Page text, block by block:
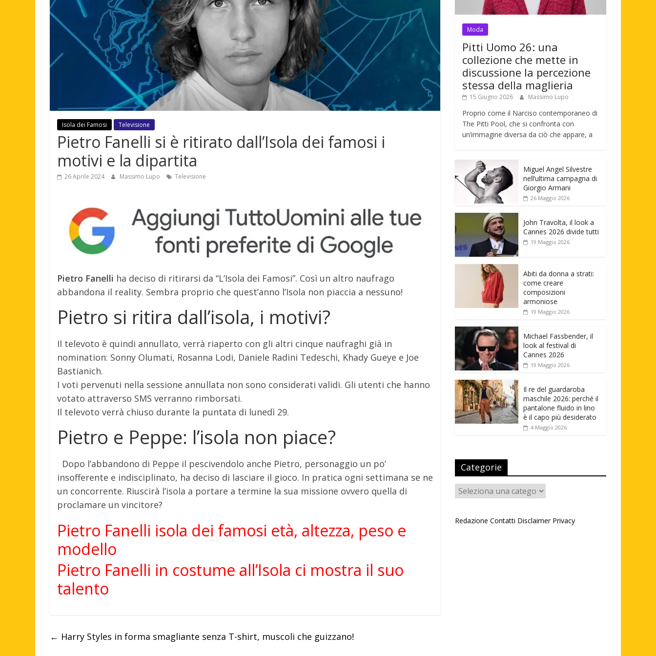
Isola dei Famosi Televisione
Pietro Fanelli si è ritirato dall’Isola dei famosi i
motivi e la dipartita
26 Aprile 2024 Massimo Lupo Televisione
Pietro Fanelli ha deciso di ritirarsi da “L’Isola dei Famosi”. Così un altro naufrago
abbandona il reality. Sembra proprio che quest’anno l’Isola non piaccia a nessuno!
Pietro si ritira dall’isola, i motivi?
Il televoto è quindi annullato, verrà riaperto con gli altri cinque naufraghi già in
nomination: Sonny Olumati, Rosanna Lodi, Daniele Radini Tedeschi, Khady Gueye e Joe
Bastianich.
I voti pervenuti nella sessione annullata non sono considerati validi. Gli utenti che hanno
votato attraverso SMS verranno rimborsati.
Il televoto verrà chiuso durante la puntata di lunedì 29.
Pietro e Peppe: l’isola non piace?
Dopo l’abbandono di Peppe il pescivendolo anche Pietro, personaggio un po’
insofferente e indisciplinato, ha deciso di lasciare il gioco. In pratica ogni settimana se ne
un concorrente. Riuscirà l’isola a portare a termine la sua missione ovvero quella di
proclamare un vincitore?
Pietro Fanelli isola dei famosi età, altezza, peso e
modello
Pietro Fanelli in costume all’Isola ci mostra il suo
talento
← Harry Styles in forma smagliante senza T-shirt, muscoli che guizzano!
Moda
Pitti Uomo 26: una
collezione che mette in
discussione la percezione
stessa della maglieria
15 Giugno 2026 Massimo Lupo
Proprio come il Narciso contemporaneo di
The Pitti Pool, che si confronta con
un’immagine diversa da ciò che appare, a
Miguel Angel Silvestre
nell’ultima campagna di
Giorgio Armani
26 Maggio 2026
John Travolta, il look a
Cannes 2026 divide tutti
19 Maggio 2026
Abiti da donna a strati:
come creare
composizioni
armoniose
19 Maggio 2026
Michael Fassbender, il
look al festival di
Cannes 2026
19 Maggio 2026
Il re del guardaroba
maschile 2026: perché il
pantalone fluido in lino
è il capo più desiderato
4 Maggio 2026
Categorie
Categorie
Redazione Contatti Disclaimer Privacy